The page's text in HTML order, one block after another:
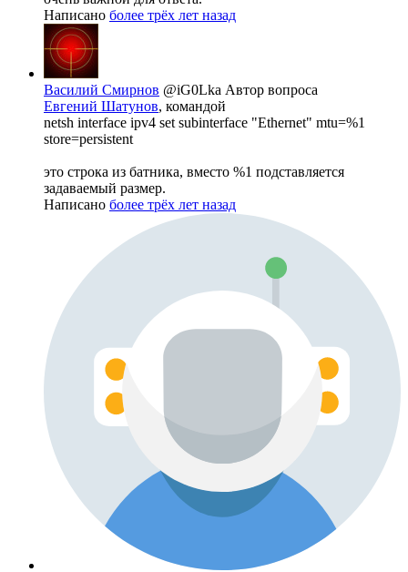
Написано более трёх лет назад
Василий Смирнов @iG0Lka Автор вопроса
Евгений Шатунов, командой
netsh interface ipv4 set subinterface "Ethernet" mtu=%1
store=persistent
это строка из батника, вместо %1 подставляется
задаваемый размер.
Написано более трёх лет назад